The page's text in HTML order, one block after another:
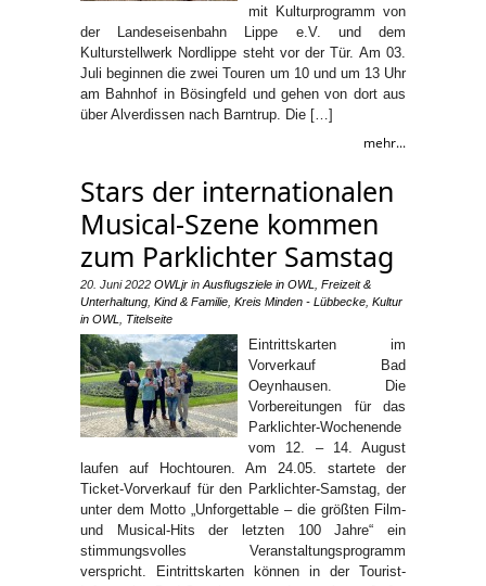
mit Kulturprogramm von
der Landeseisenbahn Lippe e.V. und dem
Kulturstellwerk Nordlippe steht vor der Tür. Am 03.
Juli beginnen die zwei Touren um 10 und um 13 Uhr
am Bahnhof in Bösingfeld und gehen von dort aus
über Alverdissen nach Barntrup. Die […]
mehr...
Stars der internationalen
Musical-Szene kommen
zum Parklichter Samstag
20. Juni 2022 OWLjr in Ausflugsziele in OWL
Freizeit &
Unterhaltung Kind & Familie Kreis Minden - Lübbecke Kultur
in OWL
Titelseite
Eintrittskarten im
Vorverkauf Bad
Oeynhausen. Die
Vorbereitungen für das
Parklichter-Wochenende
vom 12. – 14. August
laufen auf Hochtouren. Am 24.05. startete der
Ticket-Vorverkauf für den Parklichter-Samstag, der
unter dem Motto „Unforgettable – die größten Film-
und Musical-Hits der letzten 100 Jahre“ ein
stimmungsvolles Veranstaltungsprogramm
verspricht. Eintrittskarten können in der Tourist-